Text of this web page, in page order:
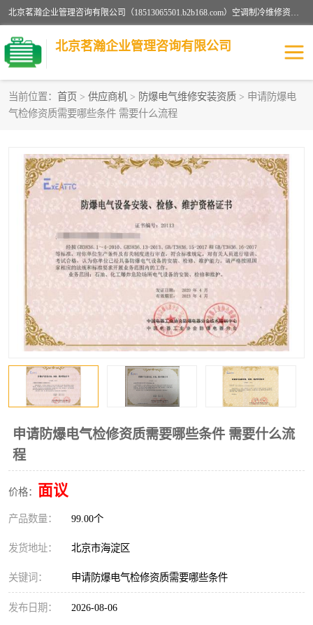
北京茗瀚企业管理咨询有限公司（18513065501.b2b168.com）空调制冷维修资质,油烟管道清洗资质,清洗行业资质公司秉承“顾客至上，锐意进缺的经营理念，我们提供高质量的产品，坚持“客户”的原则为广大客户提供贴心服务。如果你对公司的产品感兴趣，可以联系高经理，我们会用好的产品和服务让您满意。
北京茗瀚企业管理咨询有限公司
当前位置： 首页 > 供应商机 > 防爆电气维修安装资质 > 申请防爆电
气检修资质需要哪些条件 需要什么流程
申请防爆电气检修资质需要哪些条件 需要什么流
程
价格： 面议
产品数量： 99.00个
发货地址： 北京市海淀区
关键词： 申请防爆电气检修资质需要哪些条件
发布日期： 2026-08-06
烟道清洗资质 设备维修安装资质
清洗资质 认证服务
防爆电气维修安装资质 空调制冷维修安装资质
矿用设备检修资质